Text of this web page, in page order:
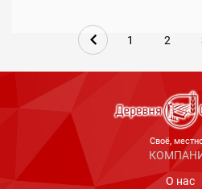
1 2
Cвоё,
О нас